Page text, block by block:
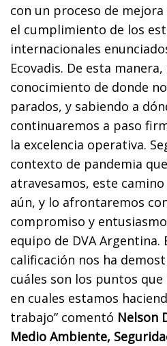
con un proceso de
el cumplimiento de los
internacionales
Ecovadis. De esta
conocimiento de donde
parados, y sabiendo a
continuaremos a paso
la excelencia operativa.
contexto de pandemia
atravesamos, este
aún, y lo afrontaremos
compromiso y
equipo de DVA Argentina.
calificación nos ha
cuáles son los puntos
en cuales estamos
trabajo” comentó Nelson
Medio Ambiente,